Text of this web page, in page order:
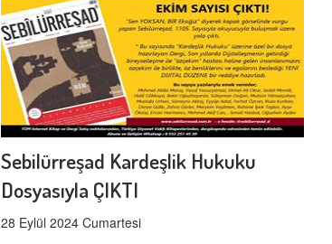
Sebilürreşad Kardeşlik Hukuku
Dosyasıyla ÇIKTI
28 Eylül 2024 Cumartesi